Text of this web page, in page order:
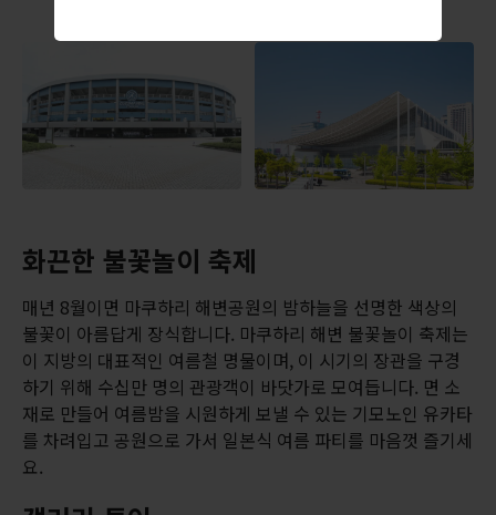
화끈한 불꽃놀이 축제
매년 8월이면 마쿠하리 해변공원의 밤하늘을 선명한 색상의
불꽃이 아름답게 장식합니다. 마쿠하리 해변 불꽃놀이 축제는
이 지방의 대표적인 여름철 명물이며, 이 시기의 장관을 구경
하기 위해 수십만 명의 관광객이 바닷가로 모여듭니다. 면 소
재로 만들어 여름밤을 시원하게 보낼 수 있는 기모노인 유카타
를 차려입고 공원으로 가서 일본식 여름 파티를 마음껏 즐기세
요.